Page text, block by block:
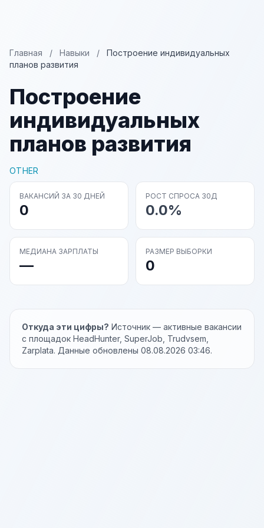
Главная / Навыки /
Построение индивидуальных
планов развития
Построение
индивидуальных
планов развития
OTHER
ВАКАНСИЙ ЗА 30 ДНЕЙ
0
РОСТ СПРОСА 30Д
0.0%
МЕДИАНА ЗАРПЛАТЫ
—
РАЗМЕР ВЫБОРКИ
0
Откуда эти цифры? Источник — активные вакансии
с площадок HeadHunter, SuperJob, Trudvsem,
Zarplata. Данные обновлены 08.08.2026 03:46.